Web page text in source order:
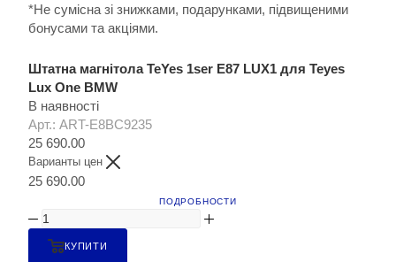
*Не сумісна зі знижками, подарунками, підвищеними
бонусами та акціями.
Штатна магнітола TeYes 1ser E87 LUX1 для Teyes
Lux One BMW
В наявності
Арт.: ART-E8BC9235
25 690.00
Варианты цен
25 690.00
ПОДРОБНОСТИ
КУПИТИ